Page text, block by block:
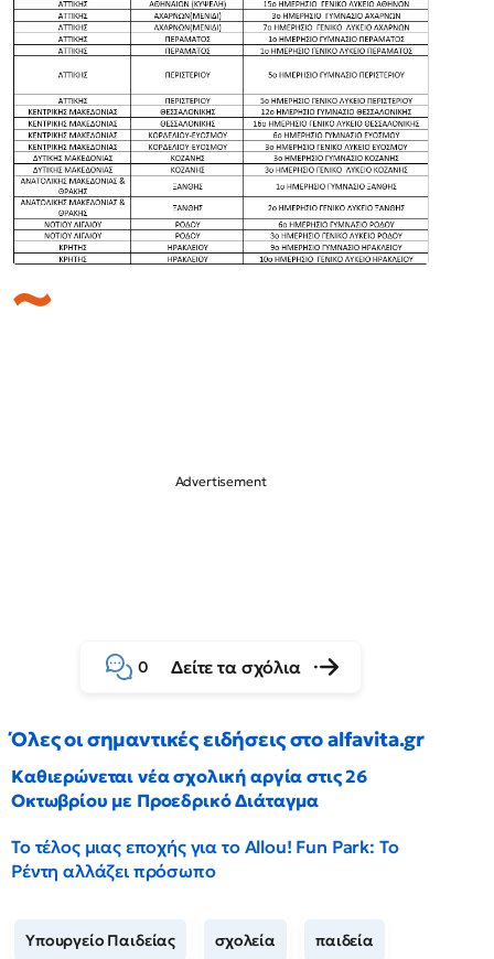
0 Δείτε τα σχόλια
Όλες οι σημαντικές ειδήσεις στο alfavita.gr
Καθιερώνεται νέα σχολική αργία στις 26
Οκτωβρίου με Προεδρικό Διάταγμα
Το τέλος μιας εποχής για το Allou! Fun Park: Το
Ρέντη αλλάζει πρόσωπο
Υπουργείο Παιδείας σχολεία παιδεία